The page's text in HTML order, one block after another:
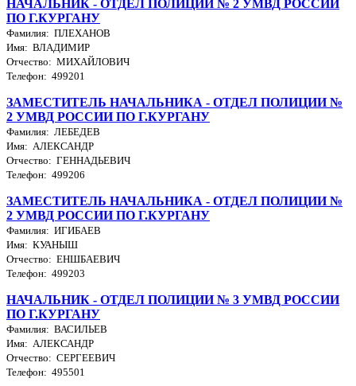
НАЧАЛЬНИК - ОТДЕЛ ПОЛИЦИИ № 2 УМВД РОССИИ
ПО Г.КУРГАНУ
Фамилия: ПЛЕХАНОВ
Имя: ВЛАДИМИР
Отчество: МИХАЙЛОВИЧ
Телефон: 499201
ЗАМЕСТИТЕЛЬ НАЧАЛЬНИКА - ОТДЕЛ ПОЛИЦИИ №
2 УМВД РОССИИ ПО Г.КУРГАНУ
Фамилия: ЛЕБЕДЕВ
Имя: АЛЕКСАНДР
Отчество: ГЕННАДЬЕВИЧ
Телефон: 499206
ЗАМЕСТИТЕЛЬ НАЧАЛЬНИКА - ОТДЕЛ ПОЛИЦИИ №
2 УМВД РОССИИ ПО Г.КУРГАНУ
Фамилия: ИГИБАЕВ
Имя: КУАНЫШ
Отчество: ЕНШБАЕВИЧ
Телефон: 499203
НАЧАЛЬНИК - ОТДЕЛ ПОЛИЦИИ № 3 УМВД РОССИИ
ПО Г.КУРГАНУ
Фамилия: ВАСИЛЬЕВ
Имя: АЛЕКСАНДР
Отчество: СЕРГЕЕВИЧ
Телефон: 495501